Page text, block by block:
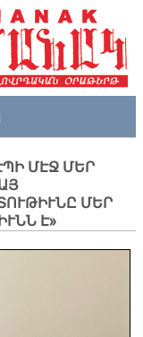
ՄԷՋ ՄԵՐ
ՄԵՐ
Է»